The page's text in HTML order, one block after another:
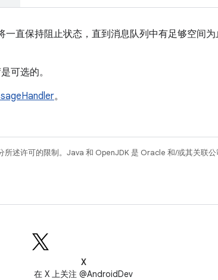
一直保持阻止状态，直到消息队列中有足够空间
可选的。
。
所述许可的限制。Java 和 OpenJDK 是 Oracle 和/或其关联公
X
在 X 上关注 @AndroidDev